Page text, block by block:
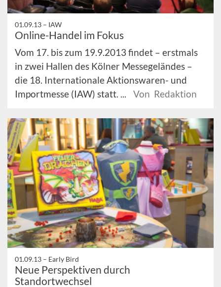
01.09.13 – IAW
Online-Handel im Fokus
Vom 17. bis zum 19.9.2013 findet – erstmals
in zwei Hallen des Kölner Messegeländes –
die 18. Internationale Aktionswaren- und
Importmesse (IAW) statt. ...
Von Redaktion
01.09.13 – Early Bird
Neue Perspektiven durch
Standortwechsel